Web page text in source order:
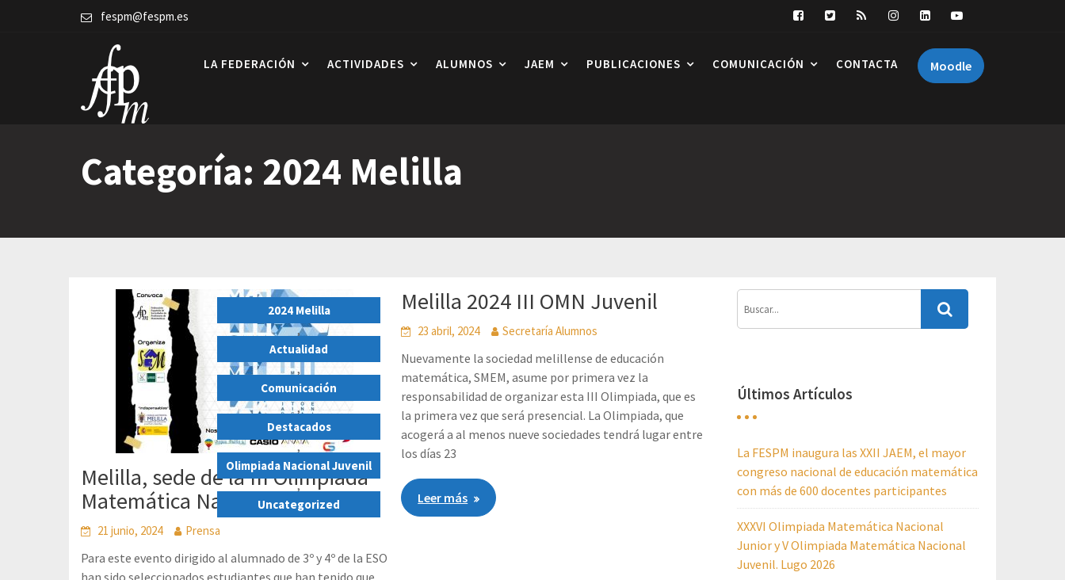
fespm@fespm.es
Moodle
LA FEDERACIÓN ACTIVIDADES ALUMNOS JAEM PUBLICACIONES COMUNICACIÓN CONTACTA
Categoría: 2024 Melilla
2024 Melilla
,
Actualidad
,
Comunicación
,
Destacados
,
Olimpiada Nacional Juvenil
,
Uncategorized
Melilla, sede de la III Olimpiada
Matemática Nacional Juvenil
21 junio, 2024 Prensa
Para este evento dirigido al alumnado de 3º y 4º de la ESO
han sido seleccionados estudiantes que han tenido que
Melilla 2024 III OMN Juvenil
23 abril, 2024 Secretaría Alumnos
Nuevamente la sociedad melillense de educación
matemática, SMEM, asume por primera vez la
responsabilidad de organizar esta III Olimpiada, que es
la primera vez que será presencial. La Olimpiada, que
acogerá a al menos nueve sociedades tendrá lugar entre
los días 23
Leer más
Últimos Artículos
La FESPM inaugura las XXII JAEM, el mayor
congreso nacional de educación matemática
con más de 600 docentes participantes
XXXVI Olimpiada Matemática Nacional
Junior y V Olimpiada Matemática Nacional
Juvenil. Lugo 2026